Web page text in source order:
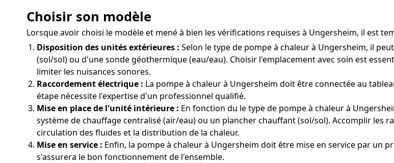
Choisir son modèle
Lorsque avoir choisi le modèle et mené à bien les vérifications requises à Ungersheim, il est
Disposition des unités extérieures : Selon le type de pompe à chaleur à Ungersheim, il
(sol/sol) ou d'une sonde géothermique (eau/eau). Choisir l'emplacement avec soin est
limiter les nuisances sonores.
Raccordement électrique : La pompe à chaleur à Ungersheim doit être connectée au
étape nécessite l'expertise d'un professionnel qualifié.
Mise en place de l'unité intérieure : En fonction du le type de pompe à chaleur à
système de chauffage centralisé (air/eau) ou un plancher chauffant (sol/sol). Accomplir les
circulation des fluides et la distribution de la chaleur.
Mise en service : Enfin, la pompe à chaleur à Ungersheim doit être mise en service par un
s'assurera le bon fonctionnement de l'ensemble.